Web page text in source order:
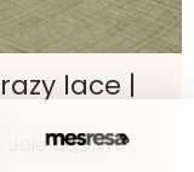
lace |
Joie de vivre